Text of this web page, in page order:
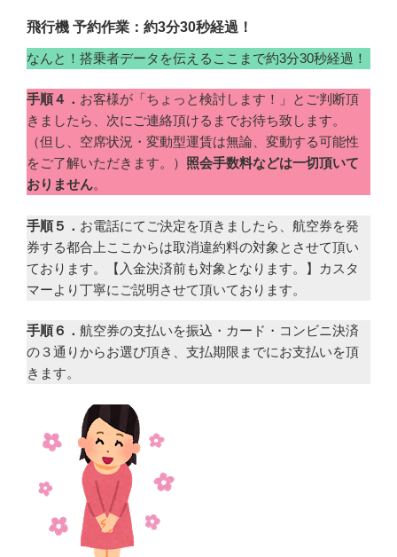
飛行機 予約作業：約3分30秒経過！
なんと！搭乗者データを伝えるここまで約3分30秒経過！
手順４． お客様が「ちょっと検討します！」とご判断頂
きましたら、次にご連絡頂けるまでお待ち致します。
（但し、空席状況・変動型運賃は無論、変動する可能性
をご了解いただきます。） 照会手数料などは一切頂いて
おりません。
手順５． お電話にてご決定を頂きましたら、航空券を発
券する都合上ここからは取消違約料の対象とさせて頂い
ております。【入金決済前も対象となります。】カスタ
マーより丁寧にご説明させて頂いております。
手順６． 航空券の支払いを振込・カード・コンビニ決済
の３通りからお選び頂き、支払期限までにお支払いを頂
きます。